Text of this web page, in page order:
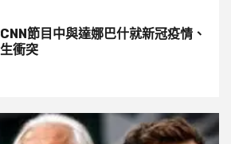
節目中與達娜巴什就新冠疫情、
衝突